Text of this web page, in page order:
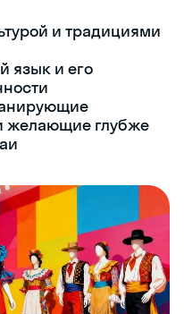
и традициями
язык и его
желающие глубже